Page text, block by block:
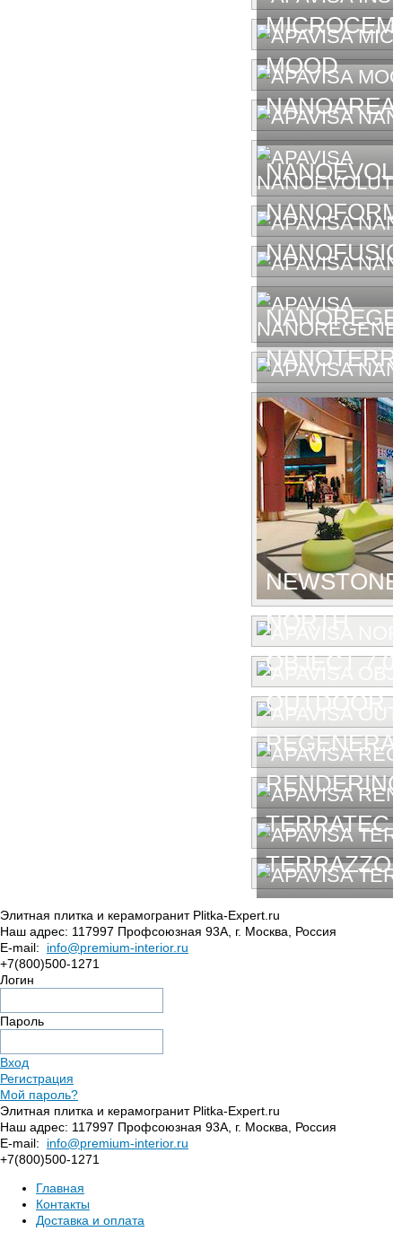
MOOD
NANOAREA
NEWSTONE
NORTH
OBJECT 7.0
OUTDOOR
TERRATEC
TERRAZZO
Элитная плитка и керамогранит Plitka-Expert.ru
Наш адрес: 117997 Профсоюзная 93А г. Москва
Россия
E-mail:
info@premium-interior.ru
+7(800)500-1271
Логин
Пароль
Вход
Регистрация
Мой пароль?
Элитная плитка и керамогранит Plitka-Expert.ru
Наш адрес: 117997 Профсоюзная 93А г. Москва
Россия
E-mail:
info@premium-interior.ru
+7(800)500-1271
Главная
Контакты
Доставка и оплата